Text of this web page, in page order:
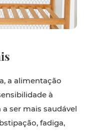
a alimentação
à
ser mais saudável
fadiga,